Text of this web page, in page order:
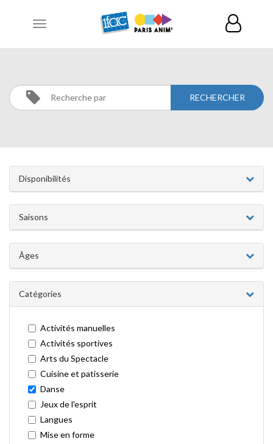
Toggle
DANSE
Activités
Disponibilités
Saisons
Âges
Catégories
Activités manuelles
Activités sportives
Arts du Spectacle
Cuisine et patisserie
Danse
Jeux de l'esprit
Langues
Mise en forme